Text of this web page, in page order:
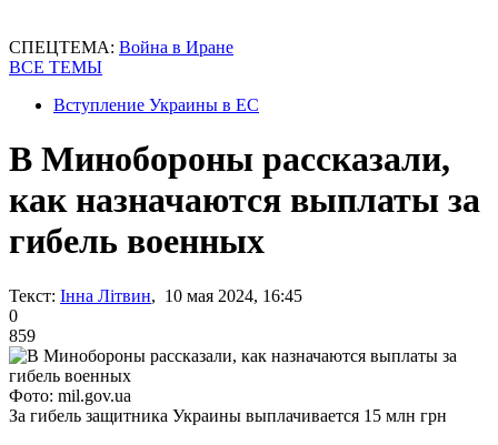
СПЕЦТЕМА: Война в Иране
ВСЕ ТЕМЫ
Вступление Украины в ЕС
В Минобороны рассказали,
как назначаются выплаты за
гибель военных
Текст: Інна Літвин, 10 мая 2024, 16:45
0
859
Фото: mil.gov.ua
За гибель защитника Украины выплачивается 15 млн грн